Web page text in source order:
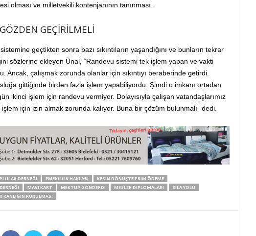
olması ve milletvekili kontenjanının tanınması.
GEÇİRİLMELİ
geçtikten sonra bazı sıkıntıların yaşandığını ve bunların tekrar
sözlerine ekleyen Ünal, “Randevu sistemi tek işlem yapan ve vakti
Ancak, çalışmak zorunda olanlar için sıkıntıyı beraberinde getirdi.
gittiğinde birden fazla işlem yapabiliyordu. Şimdi o imkanı ortadan
ikinci işlem için randevu vermiyor. Dolayısıyla çalışan vatandaşlarımız
için izin almak zorunda kalıyor. Buna bir çözüm bulunmalı” dedi.
DERNEĞI EMEKLILIK HAKLARI
KESIN DÖNÜŞTE PRIM ÖDEME
MAVI KART MEKTUP GÖNDERDI MESLEK DIPLOMALARI
SILA YOLU
KANLIĞIN KURULMASI